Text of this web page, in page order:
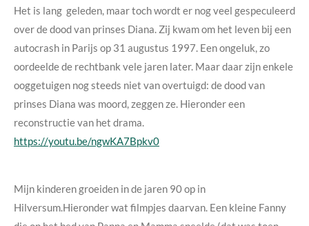
Het is lang geleden, maar toch wordt er nog veel gespeculeerd
over de dood van prinses Diana. Zij kwam om het leven bij een
autocrash in Parijs op 31 augustus 1997. Een ongeluk, zo
oordeelde de rechtbank vele jaren later. Maar daar zijn enkele
ooggetuigen nog steeds niet van overtuigd: de dood van
prinses Diana was moord, zeggen ze. Hieronder een
reconstructie van het drama.
https://youtu.be/ngwKA7Bpkv0
Mijn kinderen groeiden in de jaren 90 op in
Hilversum.Hieronder wat filmpjes daarvan. Een kleine Fanny